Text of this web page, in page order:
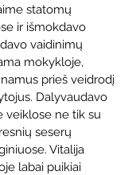
statomų
ir išmokdavo
vaidinimų
mokykloje,
prieš veidrodį
Dalyvaudavo
veiklose ne tik su
seserų
Vitalija
labai puikiai